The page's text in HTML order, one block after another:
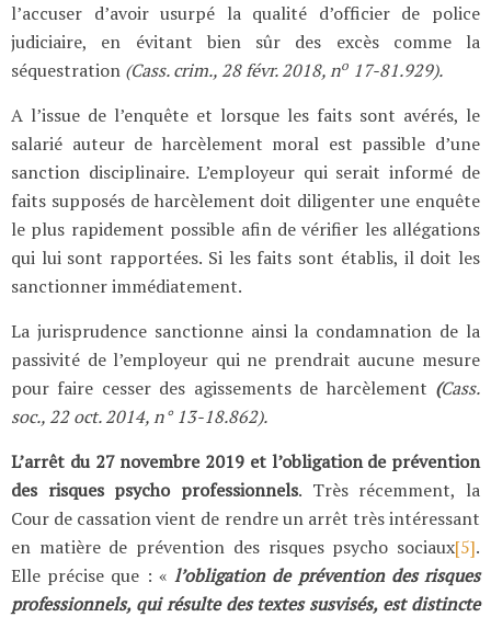
l’accuser d’avoir usurpé la qualité d’officier de police
judiciaire, en évitant bien sûr des excès comme la
séquestration (Cass. crim., 28 févr. 2018, no 17-81.929).
A l’issue de l’enquête et lorsque les faits sont avérés, le
salarié auteur de harcèlement moral est passible d’une
sanction disciplinaire. L’employeur qui serait informé de
faits supposés de harcèlement doit diligenter une enquête
le plus rapidement possible afin de vérifier les allégations
qui lui sont rapportées. Si les faits sont établis, il doit les
sanctionner immédiatement.
La jurisprudence sanctionne ainsi la condamnation de la
passivité de l’employeur qui ne prendrait aucune mesure
pour faire cesser des agissements de harcèlement (Cass.
soc., 22 oct. 2014, n° 13-18.862).
L’arrêt du 27 novembre 2019 et l’obligation de prévention
des risques psycho professionnels. Très récemment, la
Cour de cassation vient de rendre un arrêt très intéressant
en matière de prévention des risques psycho sociaux[5].
Elle précise que : «l’obligation de prévention des risques
professionnels, qui résulte des textes susvisés, est distincte